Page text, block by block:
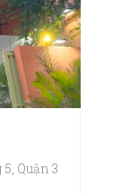
Quận 3, Thành